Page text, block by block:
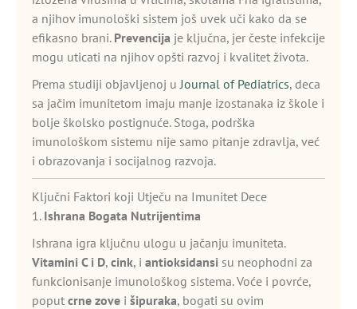
a njihov imunološki sistem još uvek uči kako da se
efikasno brani. Prevencija je ključna, jer česte infekcije
mogu uticati na njihov opšti razvoj i kvalitet života.
Prema studiji objavljenoj uJournal of Pediatrics, deca
sa jačim imunitetom imaju manje izostanaka iz škole i
bolje školsko postignuće. Stoga, podrška
imunološkom sistemu nije samo pitanje zdravlja, već
i obrazovanja i socijalnog razvoja.
Ključni Faktori koji Utječu na Imunitet Dece
1. Ishrana Bogata Nutrijentima
Ishrana igra ključnu ulogu u jačanju imuniteta.
Vitamini C i D, cink, i antioksidansi su neophodni za
funkcionisanje imunološkog sistema. Voće i povrće,
poput crne zove i šipuraka, bogati su ovim